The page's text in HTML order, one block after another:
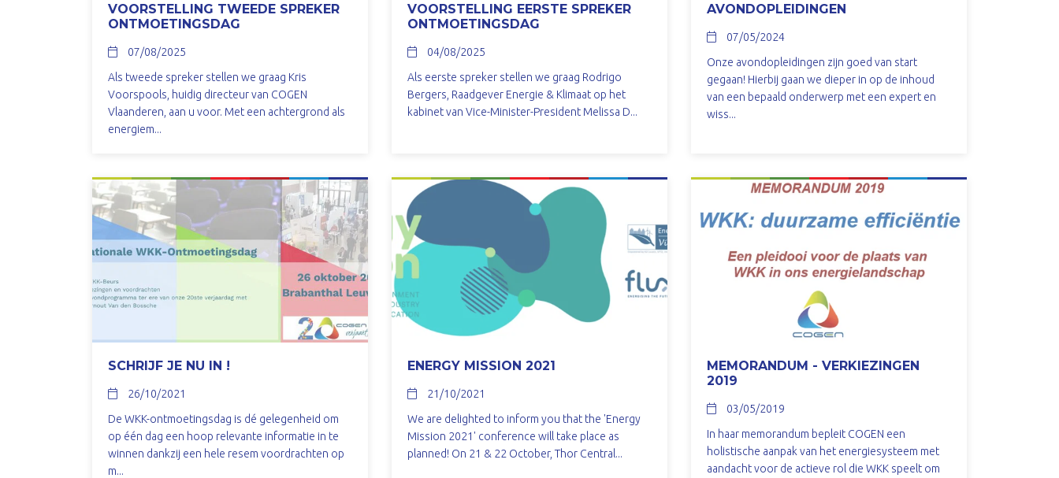
VOORSTELLING TWEEDE SPREKER
ONTMOETINGSDAG
07/08/2025
Als tweede spreker stellen we graag Kris
Voorspools, huidig directeur van COGEN
Vlaanderen, aan u voor. Met een achtergrond als
energiem...
VOORSTELLING EERSTE SPREKER
ONTMOETINGSDAG
04/08/2025
Als eerste spreker stellen we graag Rodrigo
Bergers, Raadgever Energie & Klimaat op het
kabinet van Vice-Minister-President Melissa D...
AVONDOPLEIDINGEN
07/05/2024
Onze avondopleidingen zijn goed van start
gegaan! Hierbij gaan we dieper in op de inhoud
van een bepaald onderwerp met een expert en
wiss...
SCHRIJF JE NU IN !
26/10/2021
De WKK-ontmoetingsdag is dé gelegenheid om
op één dag een hoop relevante informatie in te
winnen dankzij een hele resem voordrachten op
m...
ENERGY MISSION 2021
21/10/2021
We are delighted to inform you that the 'Energy
Mission 2021' conference will take place as
planned! On 21 & 22 October, Thor Central...
MEMORANDUM - VERKIEZINGEN
2019
03/05/2019
In haar memorandum bepleit COGEN een
holistische aanpak van het energiesysteem met
aandacht voor de actieve rol die WKK speelt om